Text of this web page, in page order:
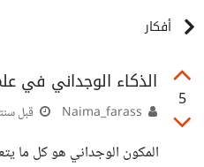
أفكار
5
الذكاء الوجداني في
قبل
المكون الوجداني هو كل ما